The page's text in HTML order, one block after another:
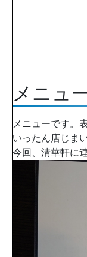
メニュ
メニューです。
いったん店じま
今回、清華軒に